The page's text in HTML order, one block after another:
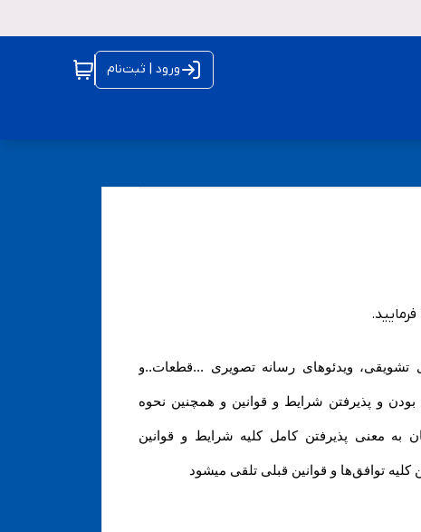
ورود | ثبت‌نام
.
تشویقی، ویدئوهای رسانه تصویری ...قطعات..و
بودن و پذیرفتن شرایط و قوانین و همچنین نحوه
معنی پذیرفتن کامل کلیه شرایط و قوانین
توافق‏‌ها و قوانین قبلی تلقی میشود